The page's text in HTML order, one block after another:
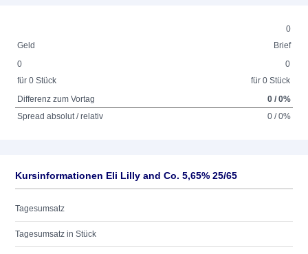
0
Geld
Brief
0
für 0 Stück
0
für 0 Stück
Differenz zum Vortag
0 / 0%
Spread absolut / relativ
0 / 0%
Kursinformationen Eli Lilly and Co. 5,65% 25/65
Tagesumsatz
Tagesumsatz in Stück